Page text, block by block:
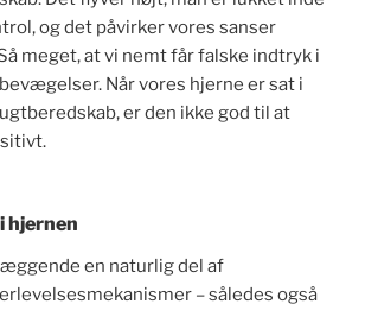
og det påvirker vores sanser
meget, at vi nemt får falske indtryk i
Når vores hjerne er sat i
er den ikke god til at
hjernen
en naturlig del af
– således også